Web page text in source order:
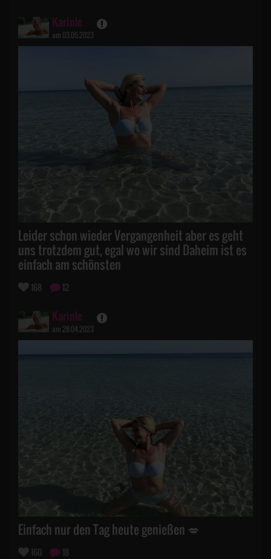
Karinle
am 03.05.2023
Leider schon wieder Vergangenheit aber es geht
uns trotzdem gut, egal wo wir sind Daheim ist es
einfach am schönsten
168 12
Karinle
am 28.04.2023
Einfach nur den Tag heute genießen 💋
160 18